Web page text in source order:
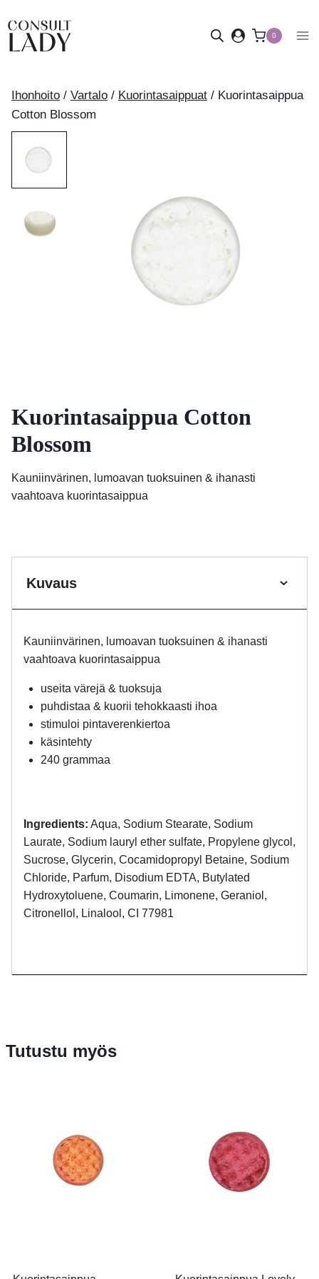
sisältöön
0
Ihonhoito / Vartalo / Kuorintasaippuat / Kuorintasaippua
Cotton Blossom
Kuorintasaippua Cotton
Blossom
Kauniinvärinen, lumoavan tuoksuinen & ihanasti
vaahtoava kuorintasaippua
Kuvaus
Kauniinvärinen, lumoavan tuoksuinen & ihanasti
vaahtoava kuorintasaippua
useita värejä & tuoksuja
puhdistaa & kuorii tehokkaasti ihoa
stimuloi pintaverenkiertoa
käsintehty
240 grammaa
Ingredients: Aqua, Sodium Stearate, Sodium
Laurate, Sodium lauryl ether sulfate, Propylene glycol,
Sucrose, Glycerin, Cocamidopropyl Betaine, Sodium
Chloride, Parfum, Disodium EDTA, Butylated
Hydroxytoluene, Coumarin, Limonene, Geraniol,
Citronellol, Linalool, CI 77981
Tutustu myös